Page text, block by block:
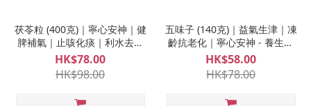
茯苓粒 (400克)｜寧心安神｜健
脾補氣｜止咳化痰｜利水去濕
(每兩 $7.4)
HK$78.00
HK$98.00
五味子 (140克)｜益氣生津｜凍
齡抗老化｜寧心安神 - 養生花
茶 #增強抵抗力 #豐富維他命C
#酸甜足味 (每兩 $15.6)
HK$58.00
HK$78.00